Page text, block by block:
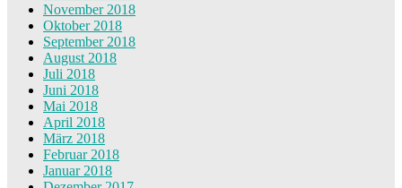
November 2018
Oktober 2018
September 2018
August 2018
Juli 2018
Juni 2018
Mai 2018
April 2018
März 2018
Februar 2018
Januar 2018